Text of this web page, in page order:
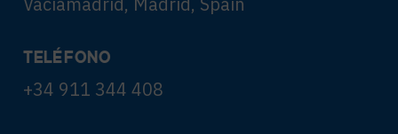
TELÉFONO
+34 911 344 408